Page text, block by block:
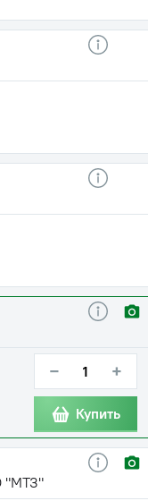
− +
Купить
"МТЗ"